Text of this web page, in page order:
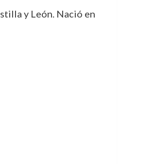
y León. Nació en